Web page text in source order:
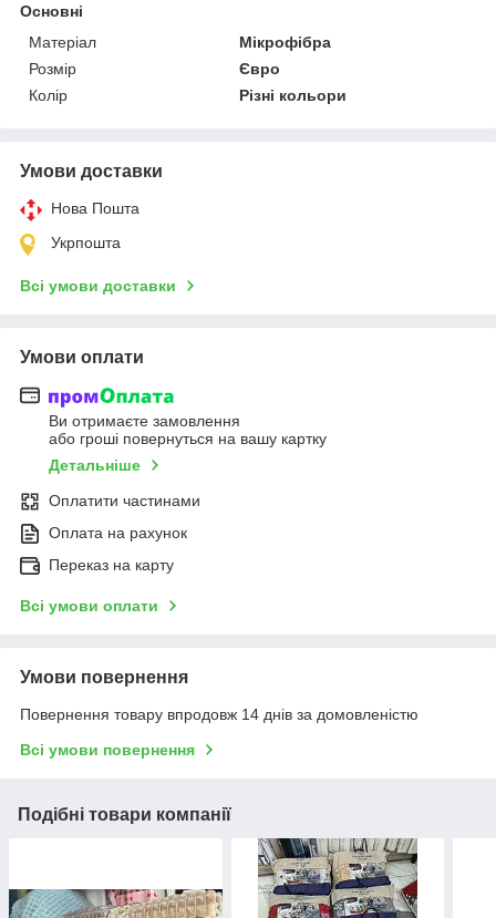
Основні
Матеріал
Мікрофібра
Розмір
Євро
Колір
Різні кольори
Умови доставки
Нова Пошта
Укрпошта
Всі умови доставки
Умови оплати
Ви отримаєте замовлення
або гроші повернуться на вашу картку
Детальніше
Оплатити частинами
Оплата на рахунок
Переказ на карту
Всі умови оплати
Умови повернення
Повернення товару впродовж 14 днів за домовленістю
Всі умови повернення
Подібні товари компанії